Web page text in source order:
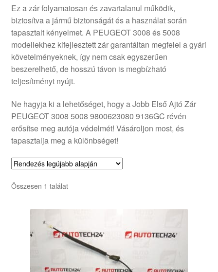
Pénztár
Rólunk
Saját fiókom
Szállítás
Szállítás világszerte
Szekér
Ez a zár folyamatosan és zavartalanul működik,
biztosítva a jármű biztonságát és a használat során
tapasztalt kényelmet. A PEUGEOT 3008 és 5008
modellekhez kifejlesztett zár garantáltan megfelel a gyári
követelményeknek, így nem csak egyszerűen
beszerelhető, de hosszú távon is megbízható
teljesítményt nyújt.
Ne hagyja ki a lehetőséget, hogy a Jobb Első Ajtó Zár
PEUGEOT 3008 5008 9800623080 9136GC révén
erősítse meg autója védelmét! Vásároljon most, és
tapasztalja meg a különbséget!
Összesen 1 találat